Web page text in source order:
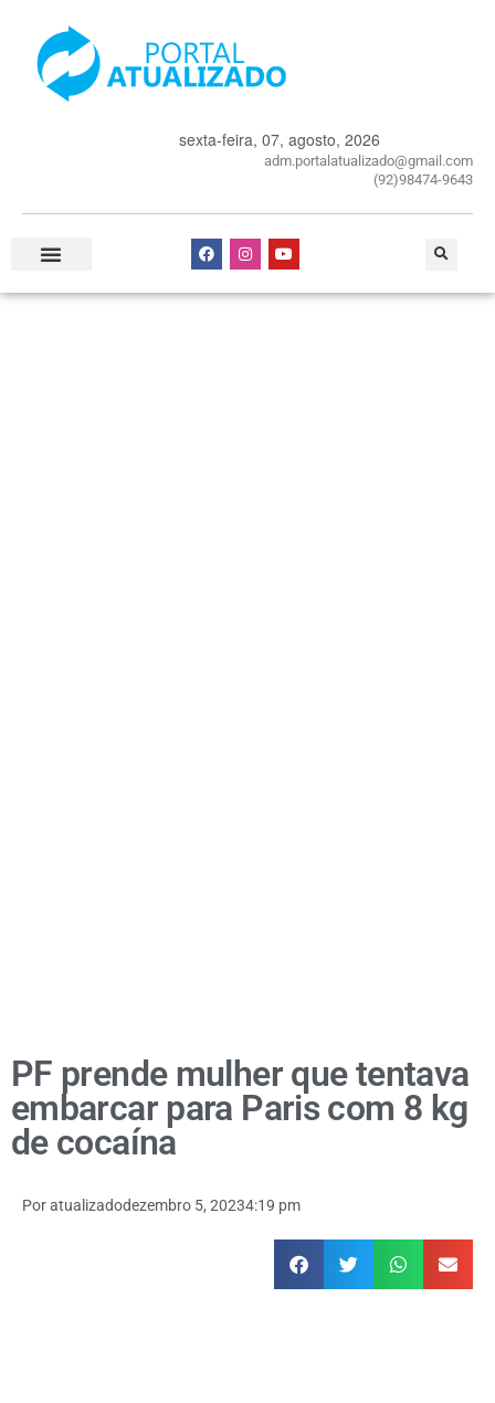
sexta-feira, 07, agosto, 2026
adm.portalatualizado@gmail.com
(92)98474-9643
PF prende mulher que tentava
embarcar para Paris com 8 kg
de cocaína
Poratualizadodezembro 5, 20234:19 pm